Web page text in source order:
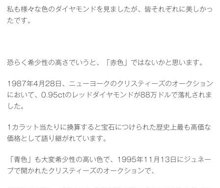
私も様々な色のダイヤモンドを見ましたが、皆それぞれに美しかっ
たです。
恐らく希少性の高さでいうと、「赤色」ではないかと思います。
1987年4月28日、ニューヨークのクリスティーズのオークション
において、0.95ctのレッドダイヤモンドが88万ドルで落札されま
した。
1カラット当たりに換算すると宝石につけられた歴史上最も高価な
価格として語り継がれています。
「青色」も大変希少性の高い色で、1995年11月13日にジュネー
ブで開かれたクリスティーズのオークションで、